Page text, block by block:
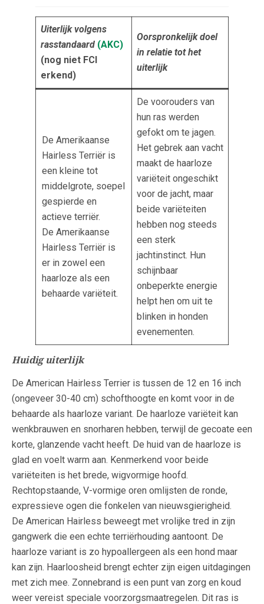
Uiterlijk volgens
rasstandaard (AKC)
(nog niet FCI
erkend)
Oorspronkelijk doel
in relatie tot het
uiterlijk
De Amerikaanse
Hairless Terriër is
een kleine tot
middelgrote, soepel
gespierde en
actieve terriër.
De Amerikaanse
Hairless Terriër is
er in zowel een
haarloze als een
behaarde variëteit.
De voorouders van
hun ras werden
gefokt om te jagen.
Het gebrek aan vacht
maakt de haarloze
variëteit ongeschikt
voor de jacht, maar
beide variëteiten
hebben nog steeds
een sterk
jachtinstinct. Hun
schijnbaar
onbeperkte energie
helpt hen om uit te
blinken in honden
evenementen.
Huidig uiterlijk
De American Hairless Terrier is tussen de 12 en 16 inch
(ongeveer 30-40 cm) schofthoogte en komt voor in de
behaarde als haarloze variant. De haarloze variëteit kan
wenkbrauwen en snorharen hebben, terwijl de gecoate een
korte, glanzende vacht heeft. De huid van de haarloze is
glad en voelt warm aan. Kenmerkend voor beide
variëteiten is het brede, wigvormige hoofd.
Rechtopstaande, V-vormige oren omlijsten de ronde,
expressieve ogen die fonkelen van nieuwsgierigheid.
De American Hairless beweegt met vrolijke tred in zijn
gangwerk die een echte terriërhouding aantoont. De
haarloze variant is zo hypoallergeen als een hond maar
kan zijn. Haarloosheid brengt echter zijn eigen uitdagingen
met zich mee. Zonnebrand is een punt van zorg en koud
weer vereist speciale voorzorgsmaatregelen. Dit ras is